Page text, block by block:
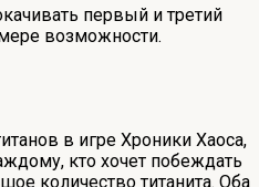
первый и третий
возможности.
в игре Хроники Хаоса,
кто хочет побеждать
количество титанита. Оба